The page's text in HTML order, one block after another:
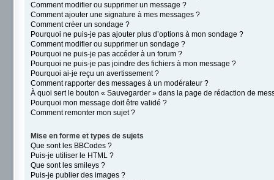
Comment modifier ou supprimer un message ?
Comment ajouter une signature à mes messages ?
Comment créer un sondage ?
Pourquoi ne puis-je pas ajouter plus d’options à mon sondage ?
Comment modifier ou supprimer un sondage ?
Pourquoi ne puis-je pas accéder à un forum ?
Pourquoi ne puis-je pas joindre des fichiers à mon message ?
Pourquoi ai-je reçu un avertissement ?
Comment rapporter des messages à un modérateur ?
À quoi sert le bouton « Sauvegarder » dans la page de rédaction de
Pourquoi mon message doit être validé ?
Comment remonter mon sujet ?
Mise en forme et types de sujets
Que sont les BBCodes ?
Puis-je utiliser le HTML ?
Que sont les smileys ?
Puis-je publier des images ?